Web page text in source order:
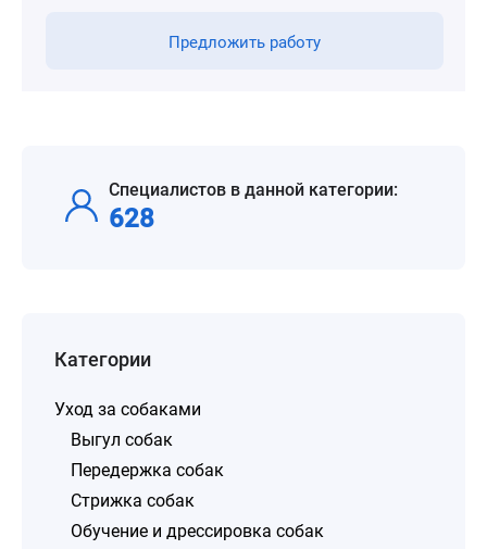
Предложить работу
Специалистов в данной категории:
628
Категории
Уход за собаками
Выгул собак
Передержка собак
Стрижка собак
Обучение и дрессировка собак